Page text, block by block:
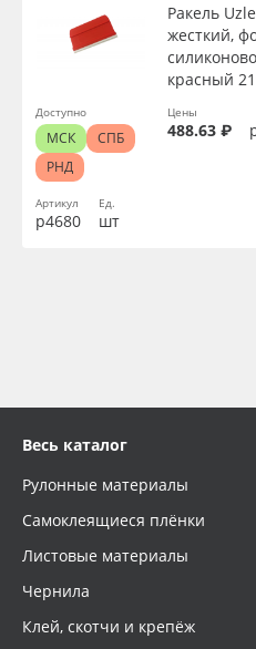
Артикул
р4680
Ракель
жесткий,
красный
Ед.
шт
Цены
488.63 ₽
Доступно
МСК
СПБ
РНД
Весь каталог
Рулонные материалы
Самоклеящиеся плёнки
Листовые материалы
Чернила
Клей, скотчи и крепёж